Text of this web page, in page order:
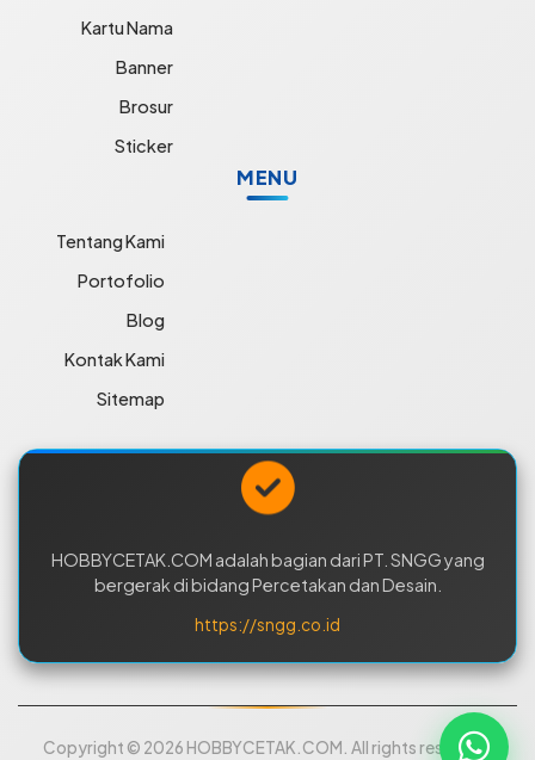
Kartu Nama
Banner
Brosur
Sticker
MENU
Tentang Kami
Portofolio
Blog
Kontak Kami
Sitemap
HOBBYCETAK.COM adalah bagian dari PT. SNGG yang
bergerak di bidang Percetakan dan Desain.
https://sngg.co.id
Copyright © 2026 HOBBYCETAK.COM. All rights reserved.